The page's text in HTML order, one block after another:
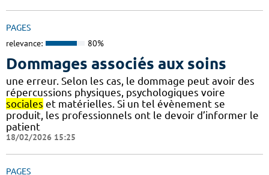
PAGES
relevance: 80%
Dommages associés aux soins
une erreur. Selon les cas, le dommage peut avoir des
répercussions physiques, psychologiques voire
sociales et matérielles. Si un tel évènement se
produit, les professionnels ont le devoir d’informer le
patient
18/02/2026 15:25
PAGES